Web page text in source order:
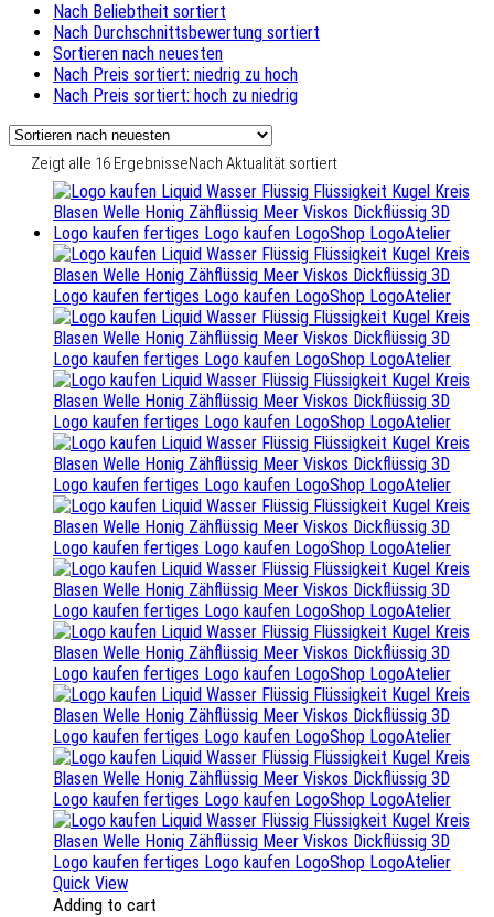
Nach Beliebtheit sortiert
Nach Durchschnittsbewertung sortiert
Sortieren nach neuesten
Nach Preis sortiert: niedrig zu hoch
Nach Preis sortiert: hoch zu niedrig
Zeigt alle 16 ErgebnisseNach Aktualität sortiert
Quick View
Adding to cart